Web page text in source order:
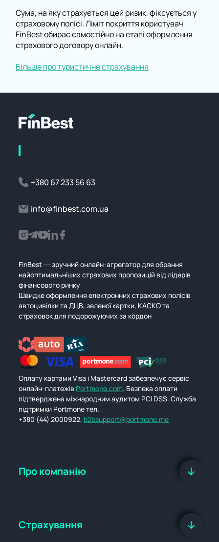
Сума, на яку страхується цей ризик, фіксується у
страховому полісі. Ліміт покриття користувач
FinBest обирає самостійно на етапі оформлення
страхового договору онлайн.
Більше про туристичне страхування
+380 67 233 56 63
info@finbest.com.ua
FinBest — зручний онлайн-агрегатор для обрання
найоптимальніших страхових пропозицій від лідерів
фінансового ринку
Швидке оформлення електронних страхових полісів
автоцивілки та ДЦВ, зеленої картки, КАСКО та
страховок для подорожуючих за кордон
Оплату картами Visa і Mastercard забезпечує сервіс
онлайн-платежів Portmone.com. Безпека оплати
підтверджена міжнародним аудитом PCI DSS. Служба
підтримки Portmone тел.
+380 (44) 2000922, b2bsupport@portmone.me
Про компанію
Страхування